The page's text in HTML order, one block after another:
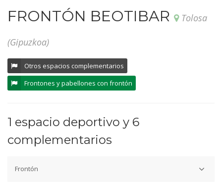
FRONTÓN BEOTIBAR Tolosa
(Gipuzkoa)
Otros espacios complementarios
Frontones y pabellones con frontón
1 espacio deportivo y 6
complementarios
Frontón